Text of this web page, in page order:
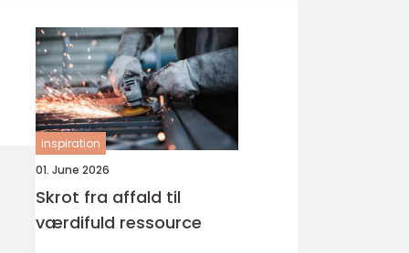
inspiration
01. June 2026
Skrot fra affald til
værdifuld ressource